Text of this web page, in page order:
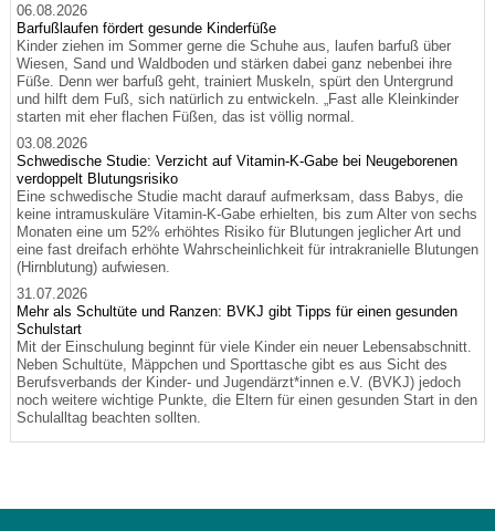
06.08.2026
Barfußlaufen fördert gesunde Kinderfüße
Kinder ziehen im Sommer gerne die Schuhe aus, laufen barfuß über
Wiesen, Sand und Waldboden und stärken dabei ganz nebenbei ihre
Füße. Denn wer barfuß geht, trainiert Muskeln, spürt den Untergrund
und hilft dem Fuß, sich natürlich zu entwickeln. „Fast alle Kleinkinder
starten mit eher flachen Füßen, das ist völlig normal.
03.08.2026
Schwedische Studie: Verzicht auf Vitamin-K-Gabe bei Neugeborenen
verdoppelt Blutungsrisiko
Eine schwedische Studie macht darauf aufmerksam, dass Babys, die
keine intramuskuläre Vitamin-K-Gabe erhielten, bis zum Alter von sechs
Monaten eine um 52% erhöhtes Risiko für Blutungen jeglicher Art und
eine fast dreifach erhöhte Wahrscheinlichkeit für intrakranielle Blutungen
(Hirnblutung) aufwiesen.
31.07.2026
Mehr als Schultüte und Ranzen: BVKJ gibt Tipps für einen gesunden
Schulstart
Mit der Einschulung beginnt für viele Kinder ein neuer Lebensabschnitt.
Neben Schultüte, Mäppchen und Sporttasche gibt es aus Sicht des
Berufsverbands der Kinder- und Jugendärzt*innen e.V. (BVKJ) jedoch
noch weitere wichtige Punkte, die Eltern für einen gesunden Start in den
Schulalltag beachten sollten.